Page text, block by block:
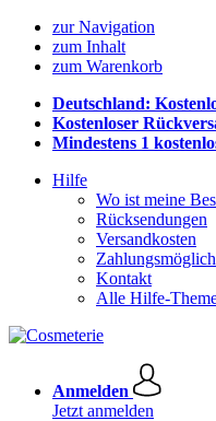
zur Navigation
zum Inhalt
zum Warenkorb
Deutschland:
Kostenloser
Mindestens 1
Hilfe
Wo ist meine
Rücksendungen
Versandkosten
Kontakt
Alle Hilfe-
Anmelden
Jetzt anmelden